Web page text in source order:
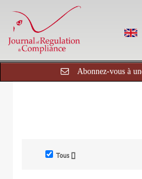
Abonnez-vous à
Tous []